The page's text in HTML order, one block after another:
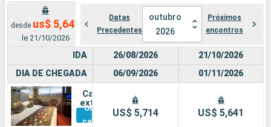
desde us$ 5,641
le 21/10/2026
Datas
Precedentes
outubro
2026
Próximos
encontros
IDA
DIA DE CHEGADA
Cabine
externa
Outras
cabines
26/08/2026
06/09/2026
US$ 5,714
21/10/2026
01/11/2026
US$ 5,641
Cidades Companhias
Pesquisar